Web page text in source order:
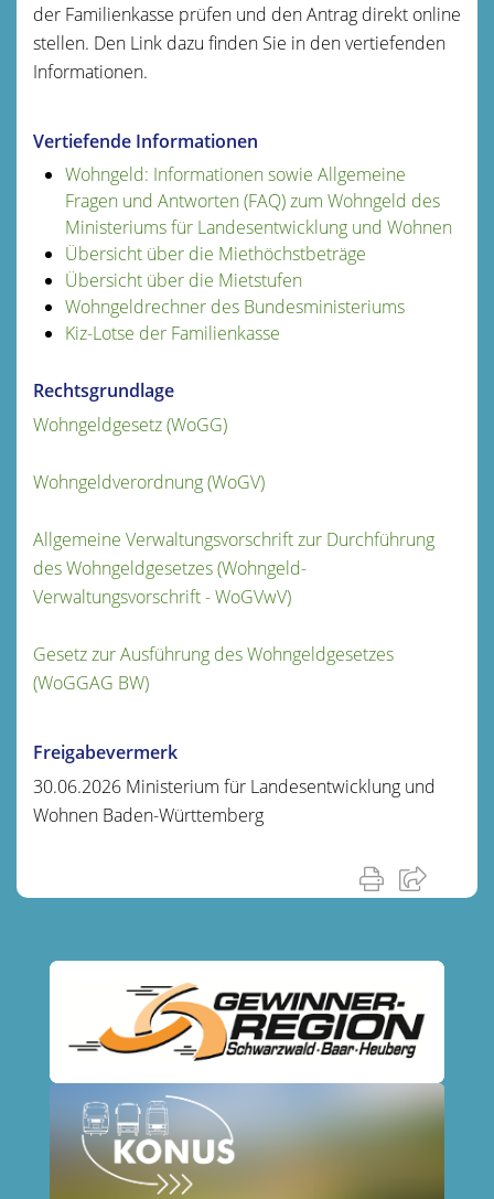
der Familienkasse prüfen und den Antrag direkt online
stellen. Den Link dazu finden Sie in den vertiefenden
Informationen.
Vertiefende Informationen
Wohngeld: Informationen sowie Allgemeine
Fragen und Antworten (FAQ) zum Wohngeld des
Ministeriums für Landesentwicklung und Wohnen
Übersicht über die Miethöchstbeträge
Übersicht über die Mietstufen
Wohngeldrechner des Bundesministeriums
Kiz-Lotse der Familienkasse
Rechtsgrundlage
Wohngeldgesetz (WoGG)
Wohngeldverordnung (WoGV)
Allgemeine Verwaltungsvorschrift zur Durchführung
des Wohngeldgesetzes (Wohngeld-
Verwaltungsvorschrift - WoGVwV)
Gesetz zur Ausführung des Wohngeldgesetzes
(WoGGAG BW)
Freigabevermerk
30.06.2026 Ministerium für Landesentwicklung und
Wohnen Baden-Württemberg